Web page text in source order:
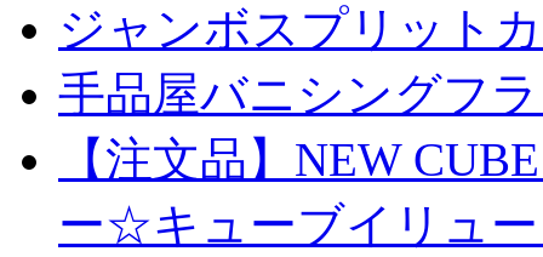
ジャンボスプリット
手品屋バニシングフ
【注文品】NEW
ー☆キューブイリュ